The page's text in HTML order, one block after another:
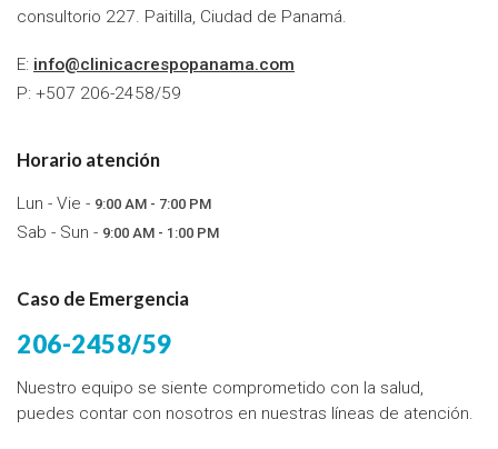
consultorio 227. Paitilla, Ciudad de Panamá.
E: info@clinicacrespopanama.com
P: +507 206-2458/59
Horario atención
Lun - Vie - 9:00 AM - 7:00 PM
Sab - Sun - 9:00 AM - 1:00 PM
Caso de Emergencia
206-2458/59
Nuestro equipo se siente comprometido con la salud,
puedes contar con nosotros en nuestras líneas de atención.